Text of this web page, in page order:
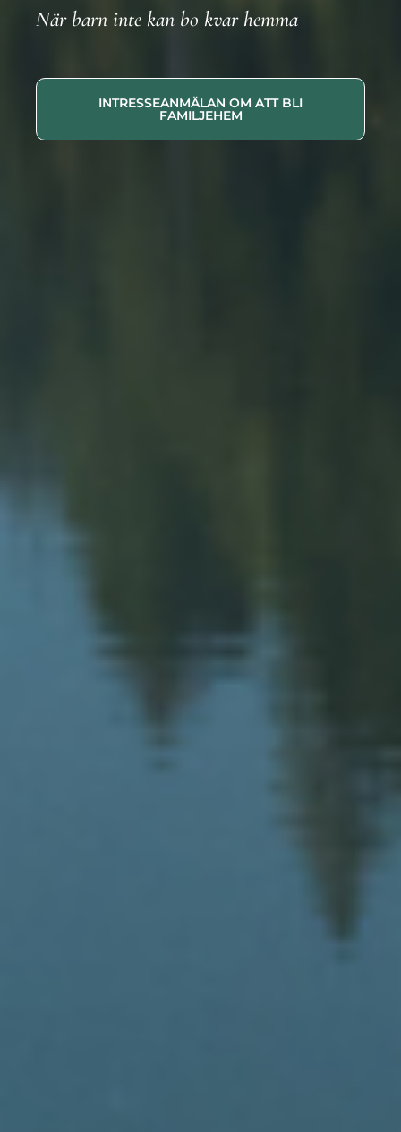
När barn inte kan bo kvar hemma
INTRESSEANMÄLAN OM ATT BLI
FAMILJEHEM